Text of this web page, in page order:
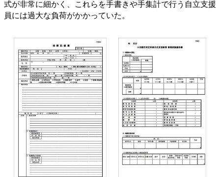
式が非常に細かく、これらを手書きや手集計で行う自立支援
員には過大な負荷がかかっていた。